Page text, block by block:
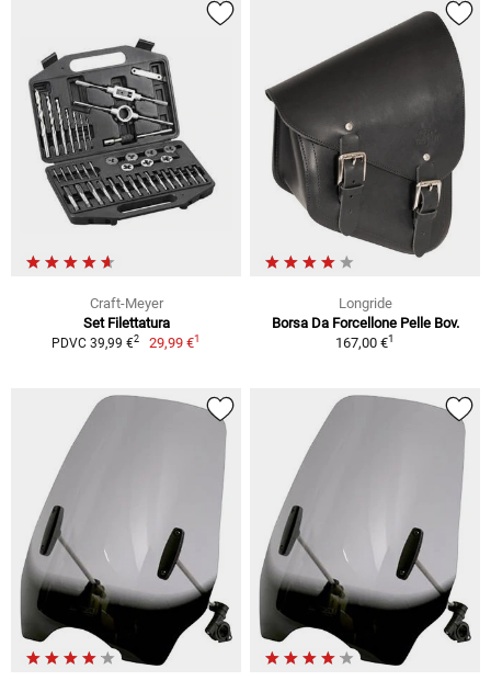
Craft-Meyer
Set Filettatura
PDVC 39,99 €2 29,99 €1
Longride
Borsa Da Forcellone Pelle Bov.
167,00 €1